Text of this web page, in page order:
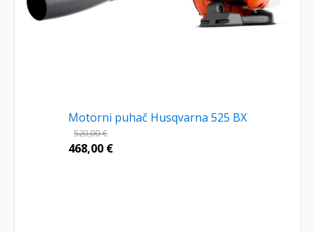
Motorni puhač Husqvarna 525 BX
520,00€
468,00 €